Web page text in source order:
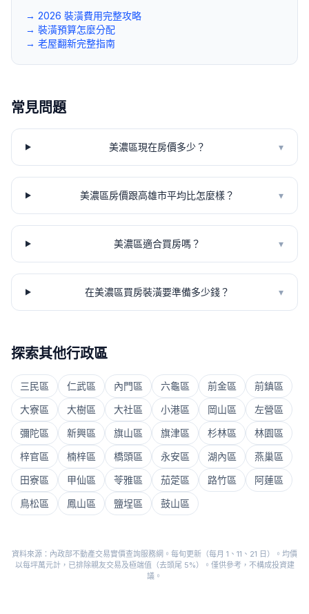
→ 2026 裝潢費用完整攻略
→ 裝潢預算怎麼分配
→ 老屋翻新完整指南
常見問題
美濃區現在房價多少？ ▾
美濃區房價跟高雄市平均比怎麼樣？ ▾
美濃區適合買房嗎？ ▾
在美濃區買房裝潢要準備多少錢？ ▾
探索其他行政區
三民區 仁武區 內門區 六龜區 前金區
前鎮區
大寮區
大樹區 大社區 小港區 岡山區
左營區
彌陀區
新興區 旗山區 旗津區 杉林區
林園區
梓官區
楠梓區 橋頭區 永安區 湖內區
燕巢區
田寮區
甲仙區 苓雅區 茄萣區 路竹區
阿蓮區
鳥松區
鳳山區 鹽埕區 鼓山區
資料來源：內政部不動產交易實價查詢服務網。每旬更新（每月 1、11、21 日）。均價
以每坪萬元計，已排除親友交易及極端值（去頭尾 5%）。僅供參考，不構成投資建
議。